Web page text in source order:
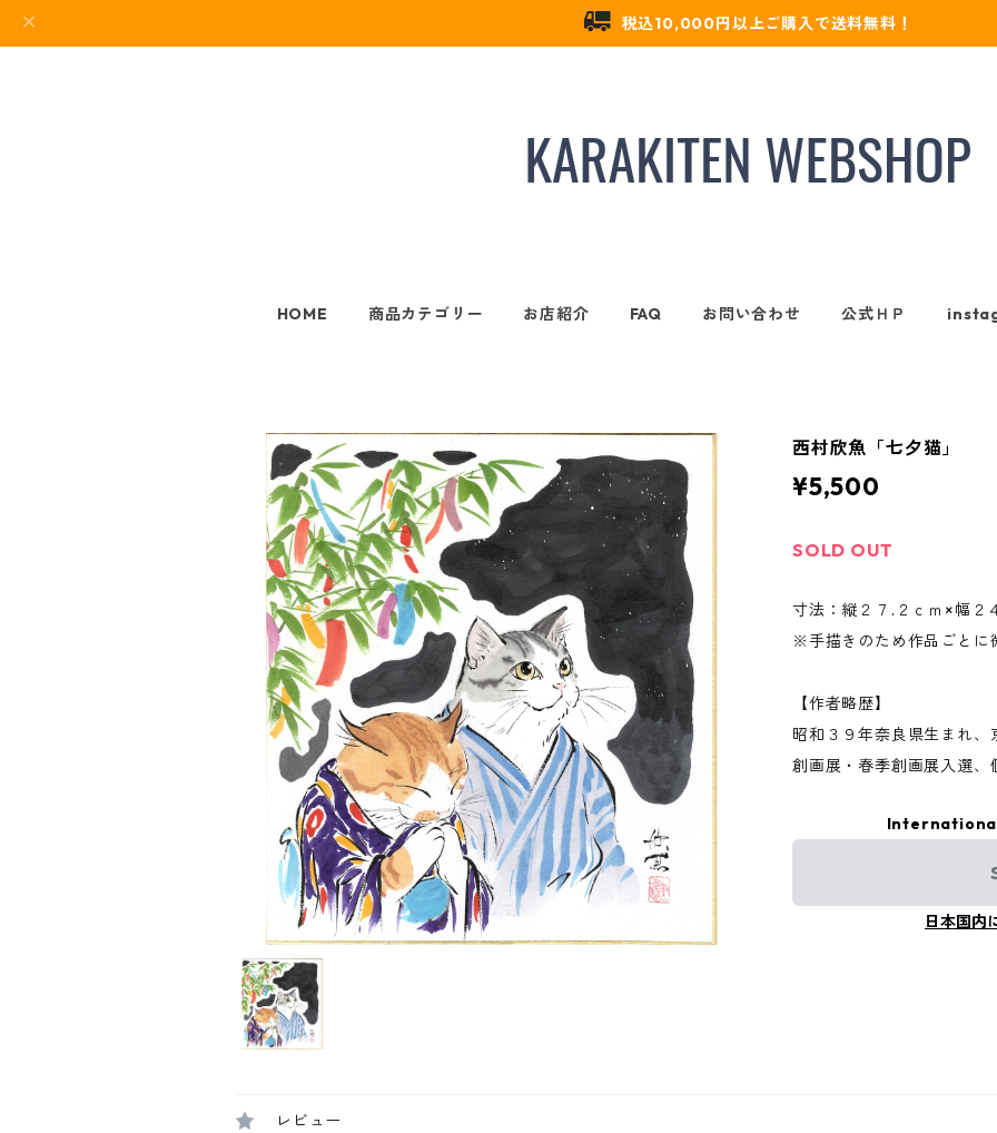
税込10,000円以上ご購入で送料無料！
HOME 商品カテゴリー お店紹介 FAQ お問い合わせ 公式ＨＰ
西村欣魚「七夕猫」
¥5,500
SOLD OUT
寸法：縦２７.２ｃｍ×幅２
※手描きのため作品ごとに
【作者略歴】
昭和３９年奈良県生まれ
創画展・春季創画展入選、
日本国内
レビュー